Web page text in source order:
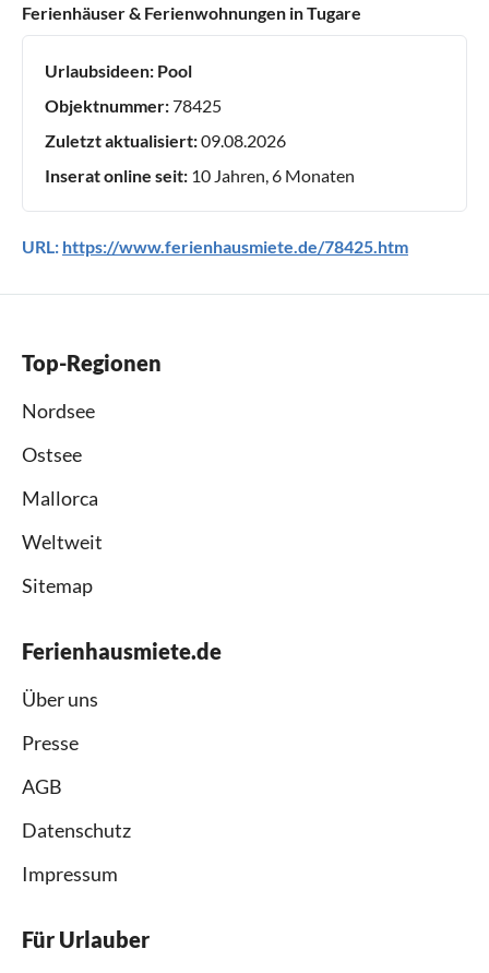
Ferienhäuser & Ferienwohnungen in Tugare
Urlaubsideen: Pool
Objektnummer:78425
Zuletzt aktualisiert:09.08.2026
Inserat online seit: 10 Jahren, 6 Monaten
URL: https://www.ferienhausmiete.de/78425.htm
Top-Regionen
Nordsee
Ostsee
Mallorca
Weltweit
Sitemap
Ferienhausmiete.de
Über uns
Presse
AGB
Datenschutz
Impressum
Für Urlauber